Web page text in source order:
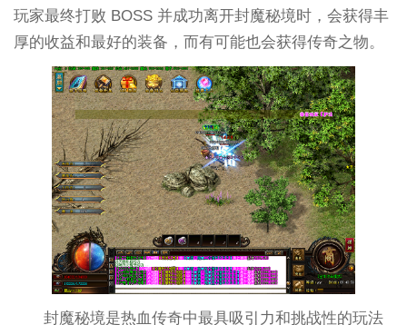
玩家最终打败 BOSS 并成功离开封魔秘境时，会获得丰
厚的收益和最好的装备，而有可能也会获得传奇之物。
封魔秘境是热血传奇中最具吸引力和挑战性的玩法